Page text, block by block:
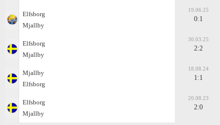
Elfsborg
Mjallby
19.06.25
0:1
Elfsborg
Mjallby
30.03.25
2:2
Mjallby
Elfsborg
18.08.24
1:1
Elfsborg
Mjallby
20.08.23
2:0